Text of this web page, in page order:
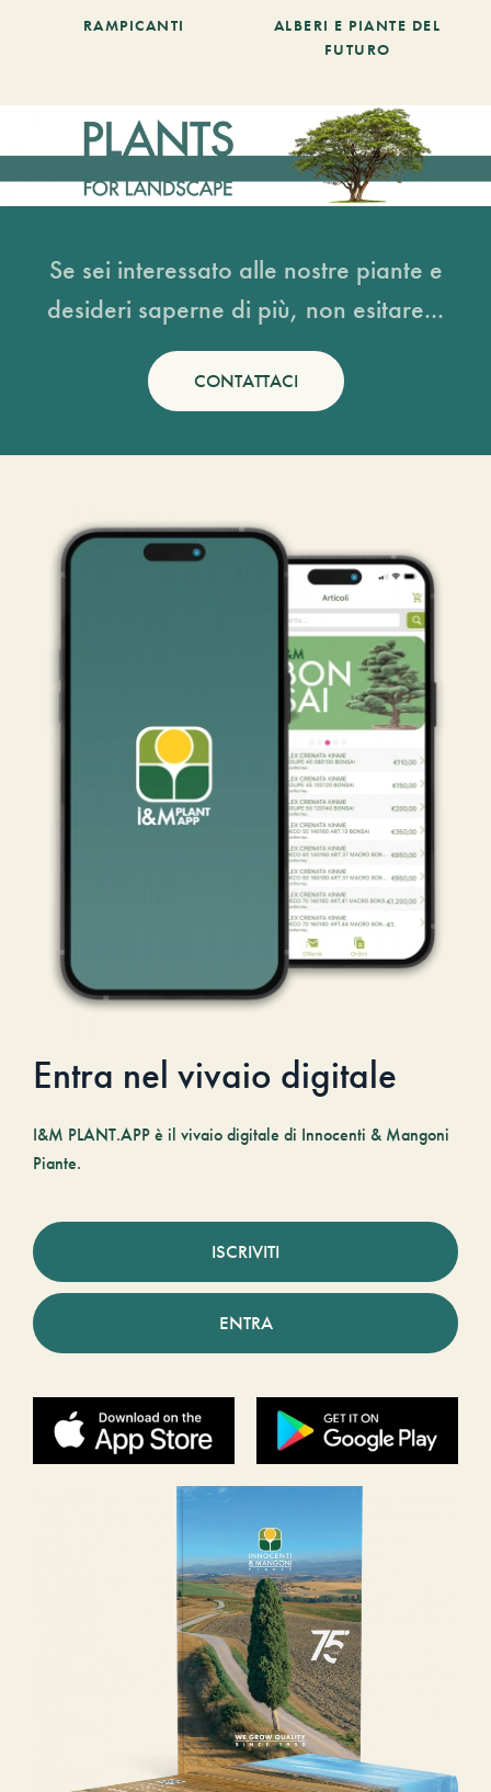
RAMPICANTI
ALBERI E PIANTE DEL
FUTURO
Se sei interessato alle nostre piante e
desideri saperne di più, non esitare...
CONTATTACI
Entra nel vivaio digitale
I&M PLANT.APP è il vivaio digitale di Innocenti & Mangoni
Piante.
ISCRIVITI
ENTRA